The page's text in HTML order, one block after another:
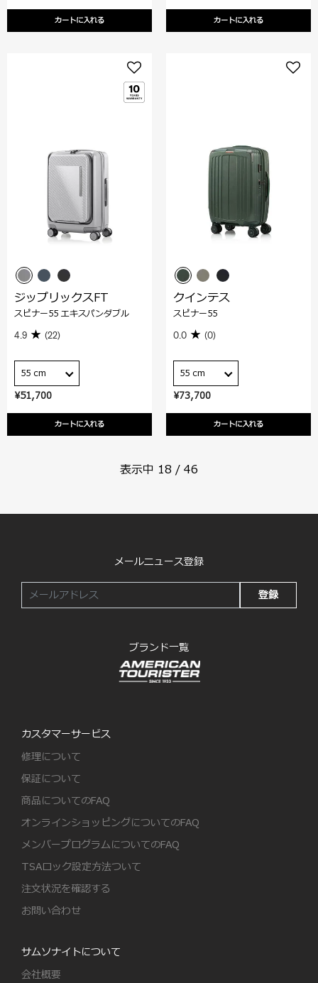
カートに入れる カートに入れる
¥51,700
カートに入れる
ジップリックスFT
スピナー55 エキスパンダブル
4.9 (22)
55 cm
¥73,700
カートに入れる
クインテス
スピナー55
0.0 (0)
55 cm
表示中 18 / 46
メールニュース登録
登録
ブランド一覧
カスタマーサービス
修理について
保証について
商品についてのFAQ
オンラインショッピングについてのFAQ
メンバープログラムについてのFAQ
TSAロック設定方法ついて
注文状況を確認する
お問い合わせ
サムソナイトについて
会社概要